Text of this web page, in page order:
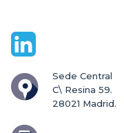
Sede Central
C\ Resina 59.
28021 Madrid.